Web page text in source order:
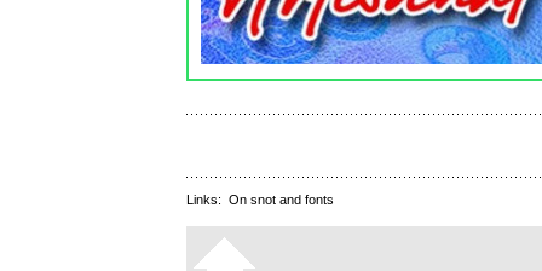
Links: On snot and fonts